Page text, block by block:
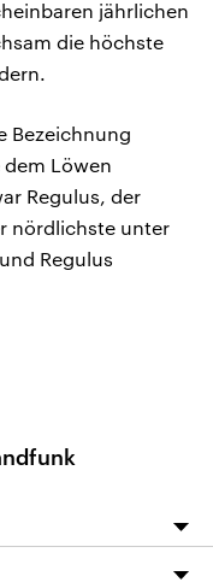
jährlichen
die höchste
Bezeichnung
dem Löwen
Regulus, der
nördlichste unter
Regulus